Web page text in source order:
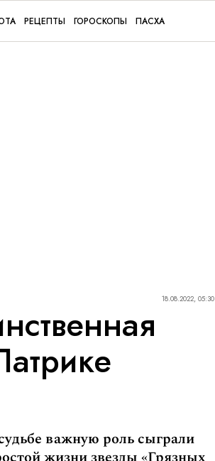
РЕЦЕПТЫ ГОРОСКОПЫ ПАСХА
18.08.2022, 05:30
важную роль сыграли